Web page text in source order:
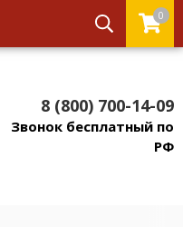
0
8 (800) 700-14-09
Звонок бесплатный по
РФ